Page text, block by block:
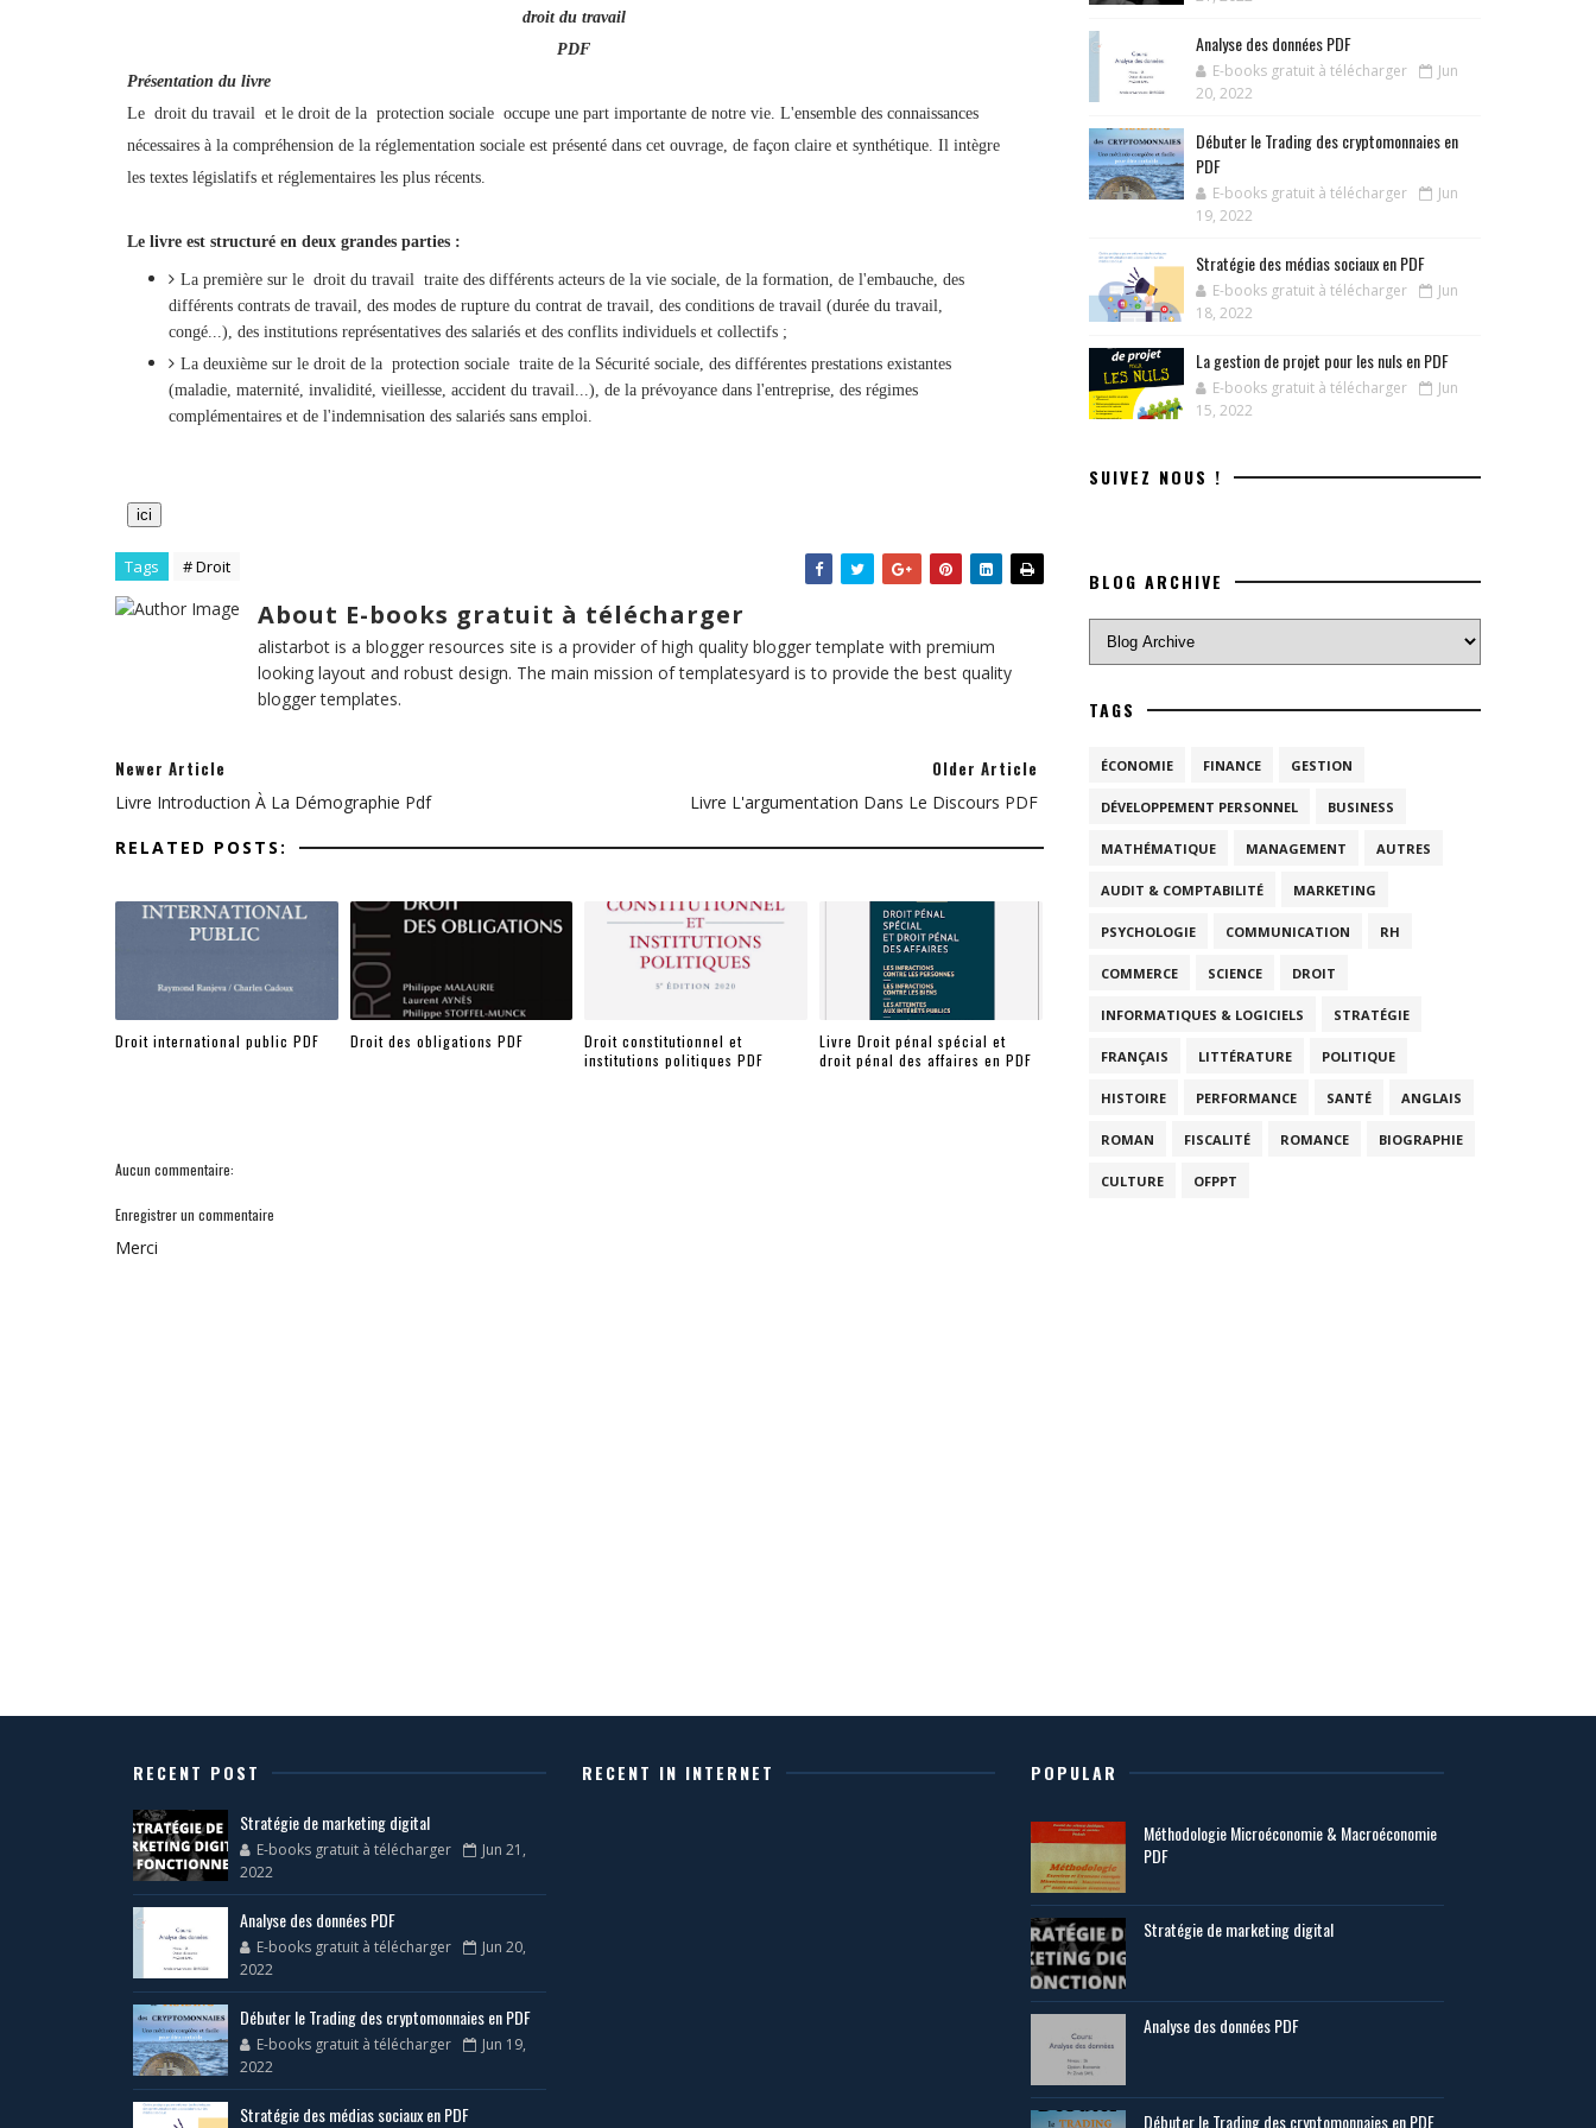
droit du travail
PDF
Présentation du livre
Le droit du travail et le droit de la protection sociale occupe une part importante de notre vie. L'ensemble des connaissances
nécessaires à la compréhension de la réglementation sociale est présenté dans cet ouvrage, de façon claire et synthétique. Il intègre
les textes législatifs et réglementaires les plus récents.
Le livre est structuré en deux grandes parties :
La première sur le droit du travail traite des différents acteurs de la vie sociale, de la formation, de l'embauche, des
différents contrats de travail, des modes de rupture du contrat de travail, des conditions de travail (durée du travail,
congé...), des institutions représentatives des salariés et des conflits individuels et collectifs ;
La deuxième sur le droit de la protection sociale traite de la Sécurité sociale, des différentes prestations existantes
(maladie, maternité, invalidité, vieillesse, accident du travail...), de la prévoyance dans l'entreprise, des régimes
complémentaires et de l'indemnisation des salariés sans emploi.
ici
Tags # Droit
About E-books gratuit à télécharger
alistarbot is a blogger resources site is a provider of high quality blogger template with premium
looking layout and robust design. The main mission of templatesyard is to provide the best quality
blogger templates.
Newer Article
Livre Introduction À La Démographie Pdf
Older Article
Livre L'argumentation Dans Le Discours PDF
RELATED POSTS:
Droit international public PDF Droit des obligations PDF
Droit constitutionnel et
institutions politiques PDF
Livre Droit pénal spécial et
droit pénal des affaires en PDF
Aucun commentaire:
Enregistrer un commentaire
Merci
Analyse des données PDF
E-books gratuit à télécharger
Jun
20, 2022
Débuter le Trading des cryptomonnaies en
PDF
E-books gratuit à télécharger
Jun
19, 2022
Stratégie des médias sociaux en PDF
E-books gratuit à télécharger
Jun
18, 2022
La gestion de projet pour les nuls en PDF
E-books gratuit à télécharger
Jun
15, 2022
SUIVEZ NOUS !
BLOG ARCHIVE
TAGS
ÉCONOMIE FINANCE GESTION
DÉVELOPPEMENT PERSONNEL BUSINESS
MATHÉMATIQUE MANAGEMENT AUTRES
AUDIT & COMPTABILITÉ MARKETING
PSYCHOLOGIE COMMUNICATION RH
COMMERCE SCIENCE DROIT
INFORMATIQUES & LOGICIELS STRATÉGIE
FRANÇAIS LITTÉRATURE POLITIQUE
HISTOIRE PERFORMANCE SANTÉ ANGLAIS
ROMAN FISCALITÉ ROMANCE BIOGRAPHIE
CULTURE OFPPT
RECENT POST
Stratégie de marketing digital
E-books gratuit à télécharger
Jun 21,
2022
Analyse des données PDF
E-books gratuit à télécharger
Jun 20,
2022
Débuter le Trading des cryptomonnaies en PDF
E-books gratuit à télécharger
Jun 19,
2022
Stratégie des médias sociaux en PDF
RECENT IN INTERNET POPULAR
Méthodologie Microéconomie & Macroéconomie
PDF
Stratégie de marketing digital
Analyse des données PDF
Débuter le Trading des cryptomonnaies en PDF